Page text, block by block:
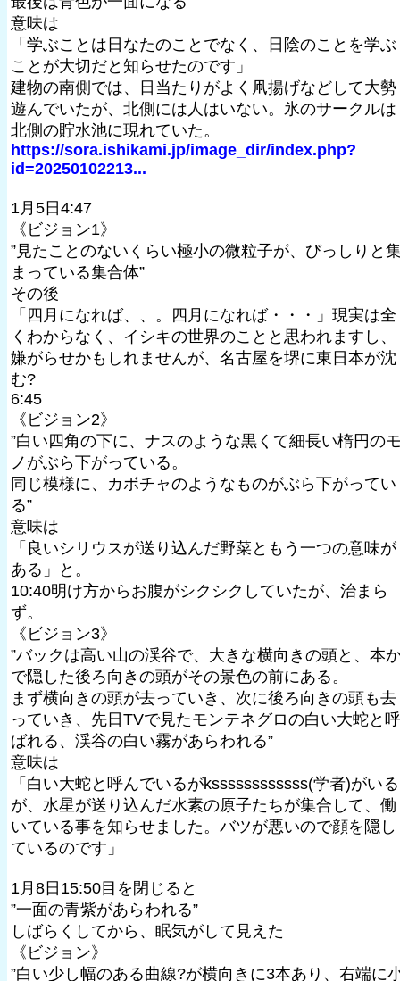
意味は
「学ぶことは日なたのことでなく、日陰のことを学ぶ
ことが大切だと知らせたのです」
建物の南側では、日当たりがよく凧揚げなどして大勢
遊んでいたが、北側には人はいない。氷のサークルは
北側の貯水池に現れていた。
https://sora.ishikami.jp/image_dir/index.php?
id=20250102213...
1月5日4:47
《ビジョン1》
”見たことのないくらい極小の微粒子が、びっしりと
まっている集合体”
その後
「四月になれば、、。四月になれば・・・」現実は全
くわからなく、イシキの世界のことと思われますし、
嫌がらせかもしれませんが、名古屋を堺に東日本が沈
む?
6:45
《ビジョン2》
”白い四角の下に、ナスのような黒くて細長い楕円の
ノがぶら下がっている。
同じ模様に、カボチャのようなものがぶら下がってい
る”
意味は
「良いシリウスが送り込んだ野菜ともう一つの意味が
ある」と。
10:40明け方からお腹がシクシクしていたが、治まら
ず。
《ビジョン3》
”バックは高い山の渓谷で、大きな横向きの頭と、本
で隠した後ろ向きの頭がその景色の前にある。
まず横向きの頭が去っていき、次に後ろ向きの頭も去
っていき、先日TVで見たモンテネグロの白い大蛇と呼
ばれる、渓谷の白い霧があらわれる”
意味は
「白い大蛇と呼んでいるがkssssssssssss(学者)がいる
が、水星が送り込んだ水素の原子たちが集合して、働
いている事を知らせました。バツが悪いので顔を隠し
ているのです」
1月8日15:50目を閉じると
”一面の青紫があらわれる”
しばらくしてから、眠気がして見えた
《ビジョン》
”白い少し幅のある曲線?が横向きに3本あり、右端に